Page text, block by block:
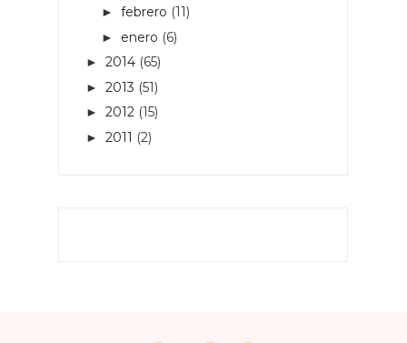
► febrero (11)
► enero (6)
► 2014 (65)
► 2013 (51)
► 2012 (15)
► 2011 (2)